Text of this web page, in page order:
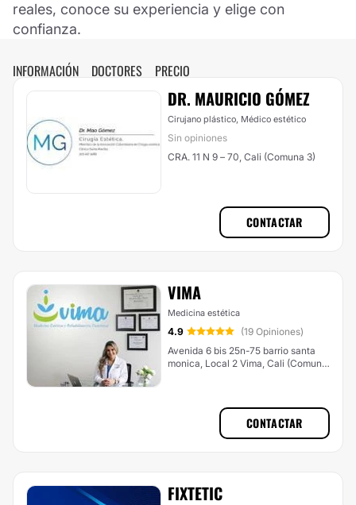
reales, conoce su experiencia y elige con
confianza.
INFORMACIÓN DOCTORES PRECIO
DR. MAURICIO GÓMEZ
Cirujano plástico, Médico estético
Sin opiniones
CRA. 11 N 9 – 70, Cali (Comuna 3)
CONTACTAR
VIMA
Medicina estética
4.9
(19 Opiniones)
Avenida 6 bis 25n-75 barrio santa
monica, Local 2 Vima, Cali (Comuna
CONTACTAR
FIXTETIC